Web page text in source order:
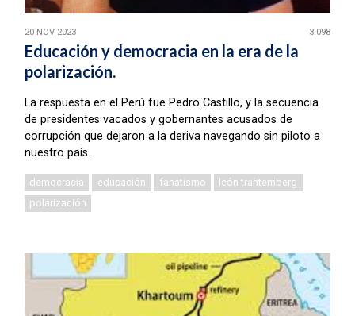
20 NOV 2023 3.098
Educación y democracia en la era de la
polarización.
La respuesta en el Perú fue Pedro Castillo, y la secuencia
de presidentes vacados y gobernantes acusados de
corrupción que dejaron a la deriva navegando sin piloto a
nuestro país.
democracia educación fanatismo
león trahtemberg
polarización